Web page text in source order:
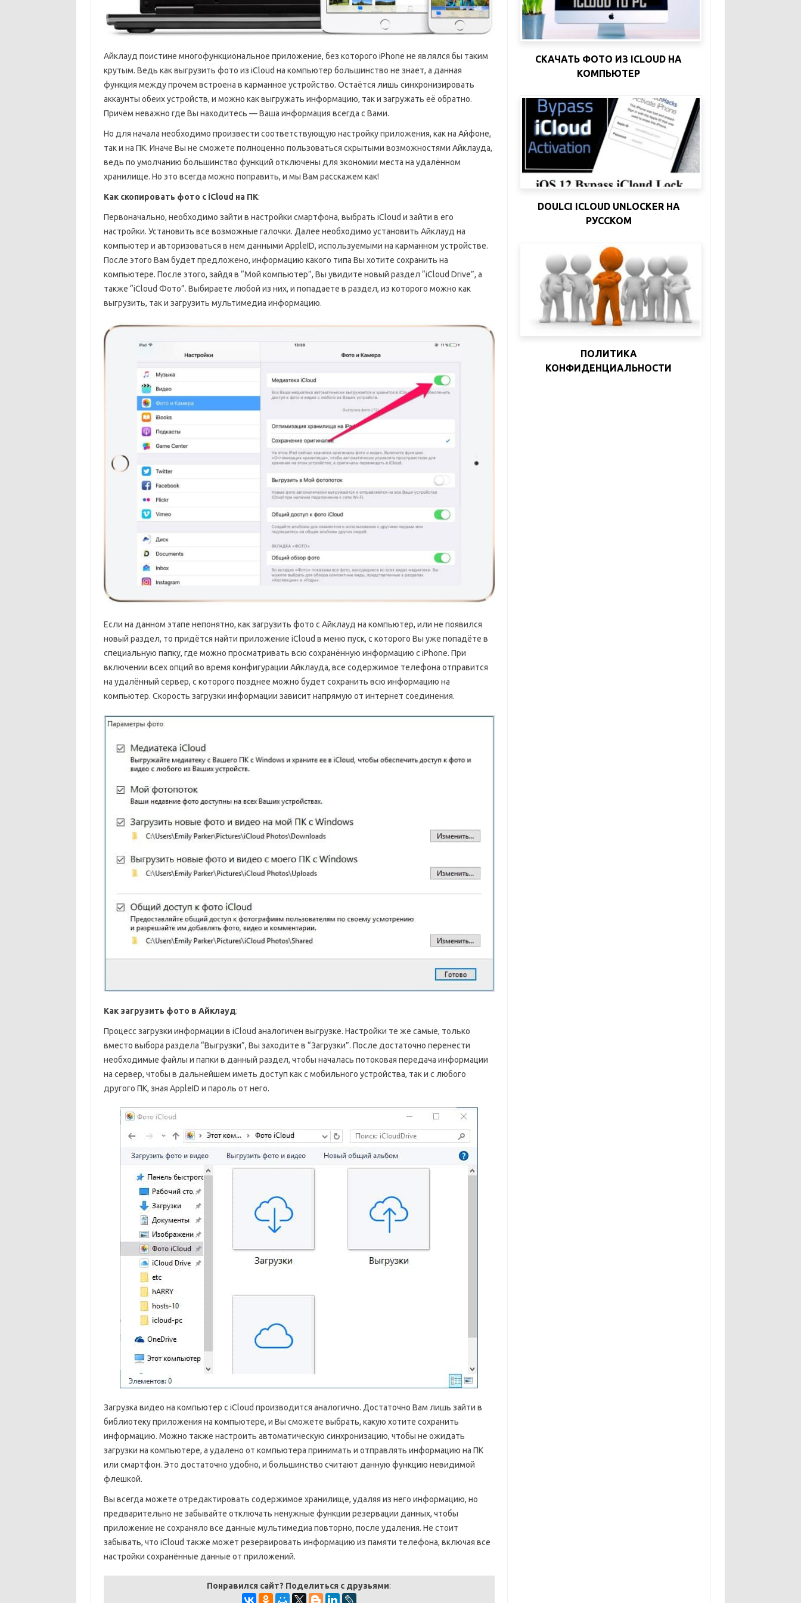
Айклауд поистине многофункциональное приложение, без которого iPhone не являлся бы таким
крутым. Ведь как выгрузить фото из iCloud на компьютер большинство не знает, а данная
функция между прочем встроена в карманное устройство. Остаётся лишь синхронизировать
аккаунты обеих устройств, и можно как выгружать информацию, так и загружать её обратно.
Причём неважно где Вы находитесь — Ваша информация всегда с Вами.
Но для начала необходимо произвести соответствующую настройку приложения, как на Айфоне,
так и на ПК. Иначе Вы не сможете полноценно пользоваться скрытыми возможностями Айклауда,
ведь по умолчанию большинство функций отключены для экономии места на удалённом
хранилище. Но это всегда можно поправить, и мы Вам расскажем как!
Как скопировать фото с iCloud на ПК:
Первоначально, необходимо зайти в настройки смартфона, выбрать iCloud и зайти в его
настройки. Установить все возможные галочки. Далее необходимо установить Айклауд на
компьютер и авторизоваться в нем данными AppleID, используемыми на карманном устройстве.
После этого Вам будет предложено, информацию какого типа Вы хотите сохранить на
компьютере. После этого, зайдя в “Мой компьютер”, Вы увидите новый раздел “iCloud Drive”, а
также “iCloud Фото”. Выбираете любой из них, и попадаете в раздел, из которого можно как
выгрузить, так и загрузить мультимедиа информацию.
Если на данном этапе непонятно, как загрузить фото с Айклауд на компьютер, или не появился
новый раздел, то придётся найти приложение iCloud в меню пуск, с которого Вы уже попадёте в
специальную папку, где можно просматривать всю сохранённую информацию с iPhone. При
включении всех опций во время конфигурации Айклауда, все содержимое телефона отправится
на удалённый сервер, с которого позднее можно будет сохранить всю информацию на
компьютер. Скорость загрузки информации зависит напрямую от интернет соединения.
Как загрузить фото в Айклауд:
Процесс загрузки информации в iCloud аналогичен выгрузке. Настройки те же самые, только
вместо выбора раздела “Выгрузки”, Вы заходите в “Загрузки”. После достаточно перенести
необходимые файлы и папки в данный раздел, чтобы началась потоковая передача информации
на сервер, чтобы в дальнейшем иметь доступ как с мобильного устройства, так и с любого
другого ПК, зная AppleID и пароль от него.
Загрузка видео на компьютер с iCloud производится аналогично. Достаточно Вам лишь зайти в
библиотеку приложения на компьютере, и Вы сможете выбрать, какую хотите сохранить
информацию. Можно также настроить автоматическую синхронизацию, чтобы не ожидать
загрузки на компьютере, а удалено от компьютера принимать и отправлять информацию на ПК
или смартфон. Это достаточно удобно, и большинство считают данную функцию невидимой
флешкой.
Вы всегда можете отредактировать содержимое хранилище, удаляя из него информацию, но
предварительно не забывайте отключать ненужные функции резервации данных, чтобы
приложение не сохраняло все данные мультимедиа повторно, после удаления. Не стоит
забывать, что iCloud также может резервировать информацию из памяти телефона, включая все
настройки сохранённые данные от приложений.
Понравился сайт? Поделиться с друзьями:
СКАЧАТЬ ФОТО ИЗ ICLOUD НА
КОМПЬЮТЕР
DOULCI ICLOUD UNLOCKER НА
РУССКОМ
ПОЛИТИКА
КОНФИДЕНЦИАЛЬНОСТИ